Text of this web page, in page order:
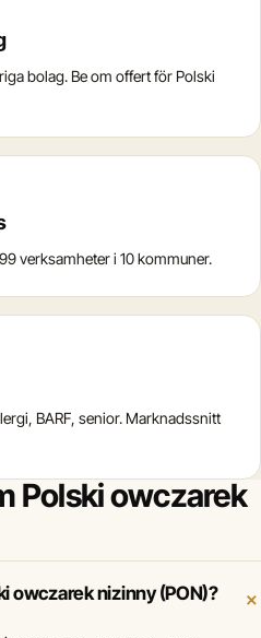
bolag. Be om offert för Polski
verksamheter i 10 kommuner.
BARF, senior. Marknadssnitt
Polski owczarek
owczarek nizinny (PON)?